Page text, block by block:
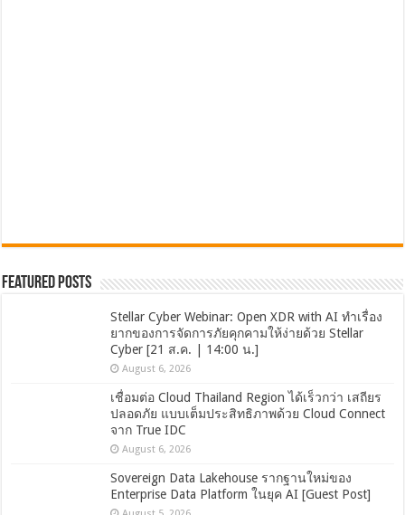
Featured Posts
Stellar Cyber Webinar: Open XDR with AI ทำเรื่อง
ยากของการจัดการภัยคุกคามให้ง่ายด้วย Stellar
Cyber [21 ส.ค. | 14:00 น.]
August 6, 2026
เชื่อมต่อ Cloud Thailand Region ได้เร็วกว่า เสถียร
ปลอดภัย แบบเต็มประสิทธิภาพด้วย Cloud Connect
จาก True IDC
August 6, 2026
Sovereign Data Lakehouse รากฐานใหม่ของ
Enterprise Data Platform ในยุค AI [Guest Post]